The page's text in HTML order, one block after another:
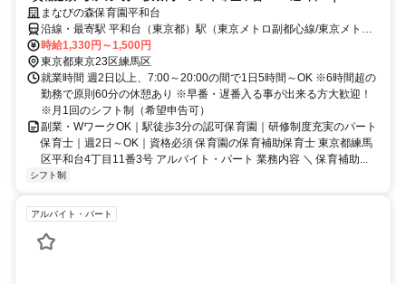
時の間で5時間～｜研修制度充実
まなびの森保育園平和台
沿線・最寄駅 平和台（東京都）駅（東京メトロ副都心線/東京メトロ
有楽町線）より徒歩4分氷川台駅（東京メトロ副都心線/東京メトロ有
楽町線）より徒歩16分練馬春日町駅（都営地下鉄大江戸線(清澄白河
－新宿－光が丘)）より徒歩22分
時給1,330円～1,500円
東京都東京23区練馬区
就業時間 週2日以上、7:00～20:00の間で1日5時間～OK ※6時間超の
勤務で原則60分の休憩あり ※早番・遅番入る事が出来る方大歓迎！
※月1回のシフト制（希望申告可）
副業・WワークOK｜駅徒歩3分の認可保育園｜研修制度充実のパート
保育士｜週2日～OK｜資格必須 保育園の保育補助保育士 東京都練馬
区平和台4丁目11番3号 アルバイト・パート 業務内容 ＼ 保育補助...
シフト制
アルバイト・パート